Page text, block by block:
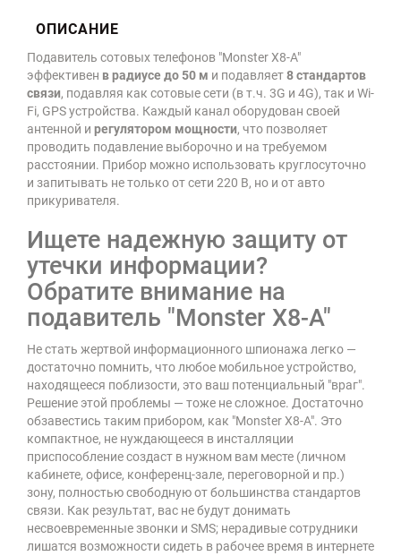
ОПИСАНИЕ
Подавитель сотовых телефонов "Monster X8-A"
эффективен в радиусе до 50 м и подавляет8 стандартов
связи, подавляя как сотовые сети (в т.ч. 3G и 4G), так и Wi-
Fi, GPS устройства. Каждый канал оборудован своей
антенной и регулятором мощности, что позволяет
проводить подавление выборочно и на требуемом
расстоянии. Прибор можно использовать круглосуточно
и запитывать не только от сети 220 В, но и от авто
прикуривателя.
Ищете надежную защиту от
утечки информации?
Обратите внимание на
подавитель "Monster X8-A"
Не стать жертвой информационного шпионажа легко —
достаточно помнить, что любое мобильное устройство,
находящееся поблизости, это ваш потенциальный "враг".
Решение этой проблемы — тоже не сложное. Достаточно
обзавестись таким прибором, как "Monster X8-A". Это
компактное, не нуждающееся в инсталляции
приспособление создаст в нужном вам месте (личном
кабинете, офисе, конференц-зале, переговорной и пр.)
зону, полностью свободную от большинства стандартов
связи. Как результат, вас не будут донимать
несвоевременные звонки и SMS; нерадивые сотрудники
лишатся возможности сидеть в рабочее время в интернете